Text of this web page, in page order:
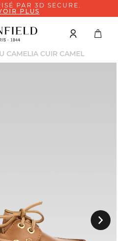
PAR 3D SECURE.
PLUS
CAMELIA CUIR CAMEL
Suivant